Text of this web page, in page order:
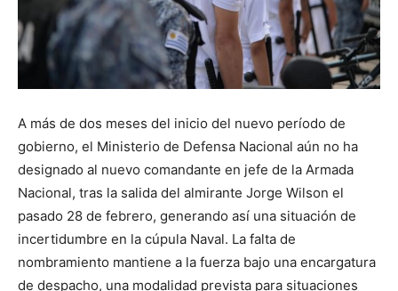
A más de dos meses del inicio del nuevo período de
gobierno, el Ministerio de Defensa Nacional aún no ha
designado al nuevo comandante en jefe de la Armada
Nacional, tras la salida del almirante Jorge Wilson el
pasado 28 de febrero, generando así una situación de
incertidumbre en la cúpula Naval. La falta de
nombramiento mantiene a la fuerza bajo una encargatura
de despacho, una modalidad prevista para situaciones